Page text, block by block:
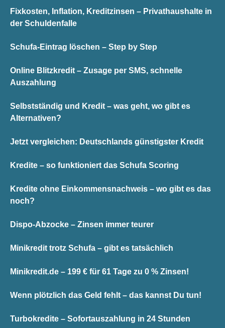
Fixkosten, Inflation, Kreditzinsen – Privathaushalte in
der Schuldenfalle
Schufa-Eintrag löschen – Step by Step
Online Blitzkredit – Zusage per SMS, schnelle
Auszahlung
Selbstständig und Kredit – was geht, wo gibt es
Alternativen?
Jetzt vergleichen: Deutschlands günstigster Kredit
Kredite – so funktioniert das Schufa Scoring
Kredite ohne Einkommensnachweis – wo gibt es das
noch?
Dispo-Abzocke – Zinsen immer teurer
Minikredit trotz Schufa – gibt es tatsächlich
Minikredit.de – 199 € für 61 Tage zu 0 % Zinsen!
Wenn plötzlich das Geld fehlt – das kannst Du tun!
Turbokredite – Sofortauszahlung in 24 Stunden